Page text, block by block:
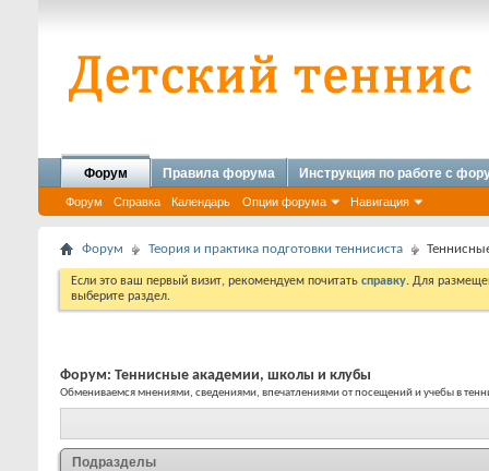
Форум
Форум Справка Календарь Опции форума Навигация
Правила форума Инструкция по работе с
Форум Теория и практика подготовки теннисиста
Если это ваш первый визит, рекомендуем почитать справку. Для
выберите раздел.
Форум: Теннисные академии, школы и клубы
Обмениваемся мнениями, сведениями, впечатлениями от посещений и учебы в
Подразделы